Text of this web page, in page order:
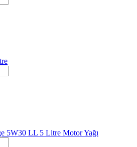
5W30 LL 5 Litre Motor Yağı